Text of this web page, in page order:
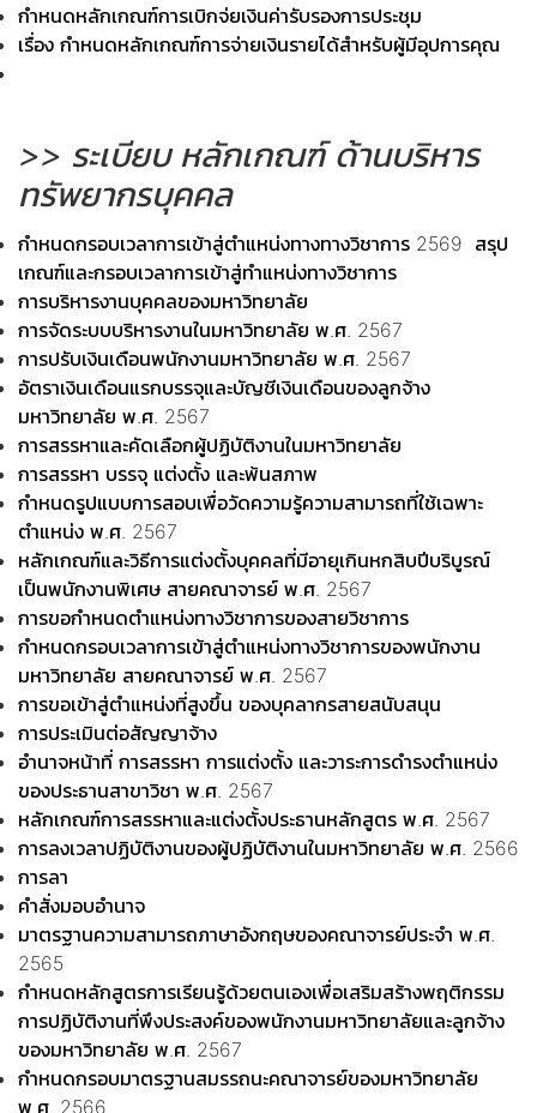
กำหนดหลักเกณฑ์การเบิกจ่ยเงินค่ารับรองการประชุม
เรื่อง กำหนดหลักเกณฑ์การจ่ายเงินรายได้สำหรับผู้มีอุปการคุณ
>> ระเบียบ หลักเกณฑ์ ด้านบริหาร
ทรัพยากรบุคคล
กำหนดกรอบเวลาการเข้าสู่ตำแหน่งทางทางวิชาการ 2569 สรุป
เกณฑ์และกรอบเวลาการเข้าสู่ทำแหน่งทางวิชาการ
การบริหารงานบุคคลของมหาวิทยาลัย
การจัดระบบบริหารงานในมหาวิทยาลัย พ.ศ. 2567
การปรับเงินเดือนพนักงานมหาวิทยาลัย พ.ศ. 2567
อัตราเงินเดือนแรกบรรจุและบัญชีเงินเดือนของลูกจ้าง
มหาวิทยาลัย พ.ศ. 2567
การสรรหาและคัดเลือกผู้ปฏิบัติงานในมหาวิทยาลัย
การสรรหา บรรจุ แต่งตั้ง และพ้นสภาพ
กำหนดรูปแบบการสอบเพื่อวัดความรู้ความสามารถที่ใช้เฉพาะ
ตำแหน่ง พ.ศ. 2567
หลักเกณฑ์และวิธีการแต่งตั้งบุคคลที่มีอายุเกินหกสิบปีบริบูรณ์
เป็นพนักงานพิเศษ สายคณาจารย์ พ.ศ. 2567
การขอกำหนดตำแหน่งทางวิชาการของสายวิชาการ
กำหนดกรอบเวลาการเข้าสู่ตำแหน่งทางวิชาการของพนักงาน
มหาวิทยาลัย สายคณาจารย์ พ.ศ. 2567
การขอเข้าสู่ตำแหน่งที่สูงขึ้น ของบุคลากรสายสนับสนุน
การประเมินต่อสัญญาจ้าง
อำนาจหน้าที่ การสรรหา การแต่งตั้ง และวาระการดำรงตำแหน่ง
ของประธานสาขาวิชา พ.ศ. 2567
หลักเกณฑ์การสรรหาและแต่งตั้งประธานหลักสูตร พ.ศ. 2567
การลงเวลาปฏิบัติงานของผู้ปฏิบัติงานในมหาวิทยาลัย พ.ศ. 2566
การลา
คำสั่งมอบอำนาจ
มาตรฐานความสามารถภาษาอังกฤษของคณาจารย์ประจำ พ.ศ.
2565
กำหนดหลักสูตรการเรียนรู้ด้วยตนเองเพื่อเสริมสร้างพฤติกรรม
การปฏิบัติงานที่พึงประสงค์ของพนักงานมหาวิทยาลัยและลูกจ้าง
ของมหาวิทยาลัย พ.ศ. 2567
กำหนดกรอบมาตรฐานสมรรถนะคณาจารย์ของมหาวิทยาลัย
พ.ศ. 2566